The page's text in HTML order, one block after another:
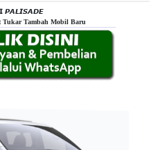
𝙋𝘼𝙇𝙄𝙎𝘼𝘿𝙀
Tukar Tambah Mobil Baru